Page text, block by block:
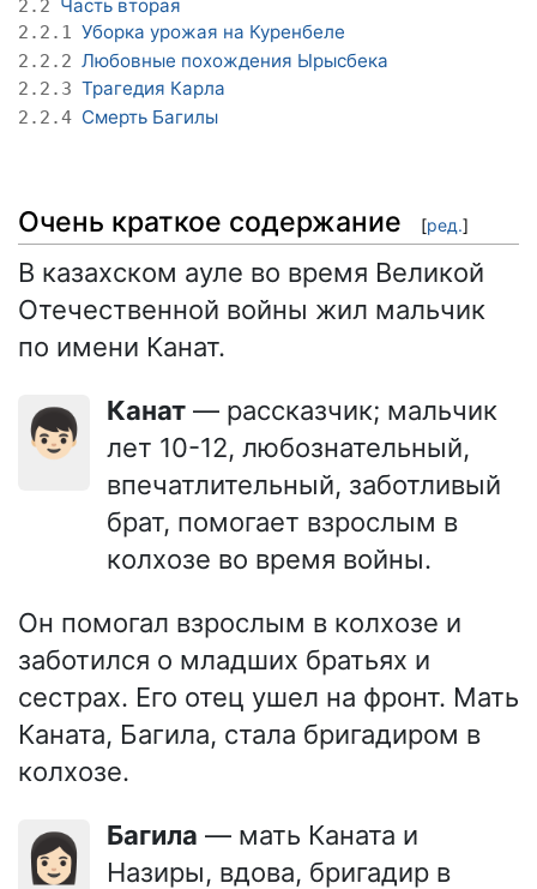
2.2 Часть вторая
2.2.1 Уборка урожая на Куренбеле
2.2.2 Любовные похождения Ырысбека
2.2.3 Трагедия Карла
2.2.4 Смерть Багилы
Очень краткое содержание [ред.]
В казахском ауле во время Великой
Отечественной войны жил мальчик
по имени Канат.
👦🏻 Канат — рассказчик; мальчик
лет 10-12, любознательный,
впечатлительный, заботливый
брат, помогает взрослым в
колхозе во время войны.
Он помогал взрослым в колхозе и
заботился о младших братьях и
сестрах. Его отец ушел на фронт. Мать
Каната, Багила, стала бригадиром в
колхозе.
👩🏻 Багила — мать Каната и
Назиры, вдова, бригадир в